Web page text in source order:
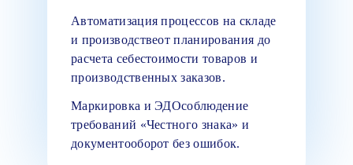
Автоматизация процессов на складе
и производствеот планирования до
расчета себестоимости товаров и
производственных заказов.
Маркировка и ЭДОсоблюдение
требований «Честного знака» и
документооборот без ошибок.